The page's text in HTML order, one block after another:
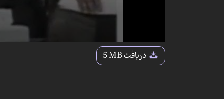
دریافت5 MB